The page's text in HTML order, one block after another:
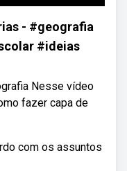
- #geografia
#ideias
Nesse vídeo
fazer capa de
com os assuntos